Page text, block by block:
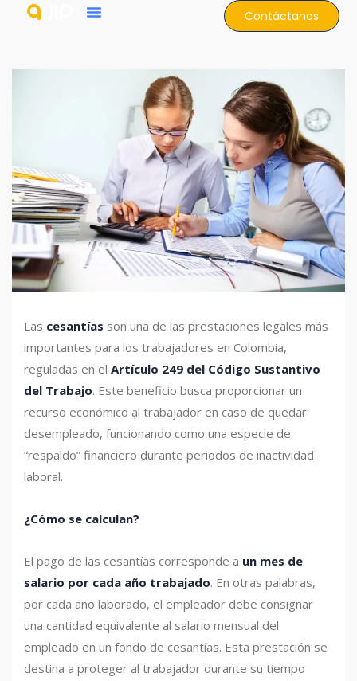
Contáctanos
Las cesantías son una de las prestaciones legales más
importantes para los trabajadores en Colombia,
reguladas en el Artículo 249 del Código Sustantivo
del Trabajo. Este beneficio busca proporcionar un
recurso económico al trabajador en caso de quedar
desempleado, funcionando como una especie de
“respaldo” financiero durante periodos de inactividad
laboral.
¿Cómo se calculan?
El pago de las cesantías corresponde a un mes de
salario por cada año trabajado. En otras palabras,
por cada año laborado, el empleador debe consignar
una cantidad equivalente al salario mensual del
empleado en un fondo de cesantías. Esta prestación se
destina a proteger al trabajador durante su tiempo